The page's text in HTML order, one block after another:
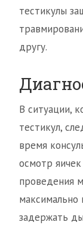
тестикулы
другу.
В ситуации,
тестикул,
время
осмотр
проведения
максимально
задержать